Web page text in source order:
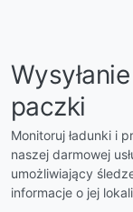
paczki
Monitoruj ładunki i
naszej darmowej
umożliwiający
informacje o jej